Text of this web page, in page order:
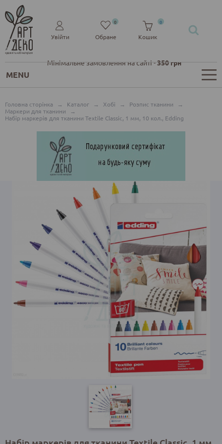
Мінімальне замовлення на сайті -350 грн
Увійти Обране
0
Кошик
0
MENU
Головна сторінка → Каталог → Хобі → Розпис тканини
→
Маркери для тканини
→
Набір маркерів для тканини Textile Classic, 1 мм, 10 кол., Edding